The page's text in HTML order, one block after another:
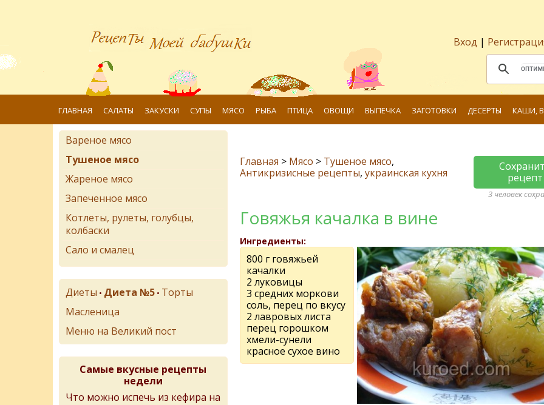
Вход |
ГЛАВНАЯ САЛАТЫ ЗАКУСКИ СУПЫ МЯСО РЫБА ПТИЦА ОВОЩИ ВЫПЕЧКА ЗАГОТОВКИ ДЕСЕРТЫ КАШИ,
Главная > Мясо > Тушеное мясо,
Антикризисные рецепты, украинская кухня
рецепт
3 человек
Говяжья качалка в вине
Ингредиенты:
800 г говяжьей
качалки
2 луковицы
3 средних моркови
соль, перец по вкусу
2 лавровых листа
перец горошком
хмели-сунели
красное сухое вино
Вареное мясо
Тушеное мясо
Жареное мясо
Запеченное мясо
Котлеты, рулеты, голубцы,
колбаски
Сало и смалец
Диеты • Диета №5 • Торты
Масленица
Меню на Великий пост
Самые вкусные рецепты
недели
Что можно испечь из кефира на